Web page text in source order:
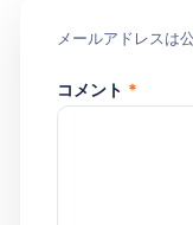
メールアドレスは
コメント *